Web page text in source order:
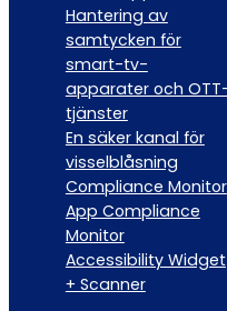
Hantering av
samtycken för
smart-tv-
apparater och
tjänster
En säker kanal för
visselblåsning
Compliance Monitor
App Compliance
Monitor
Accessibility Widget
+ Scanner